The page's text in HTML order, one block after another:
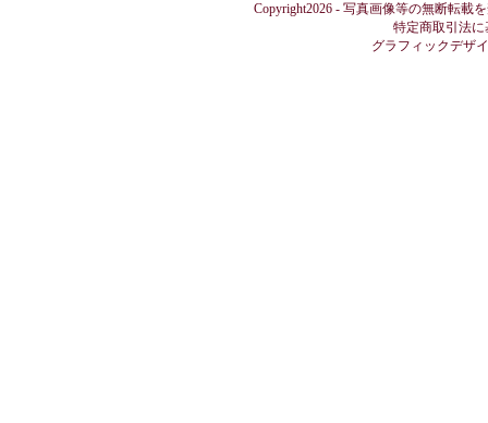
Copyright2026 - 写真画像等の無断転載
特定商取引法
グラフィックデザ